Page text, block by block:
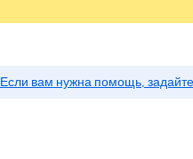
Если вам нужна помощь,